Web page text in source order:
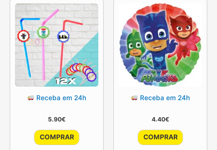
Receba em 24h
5.90€
COMPRAR
Receba em 24h
4.40€
COMPRAR